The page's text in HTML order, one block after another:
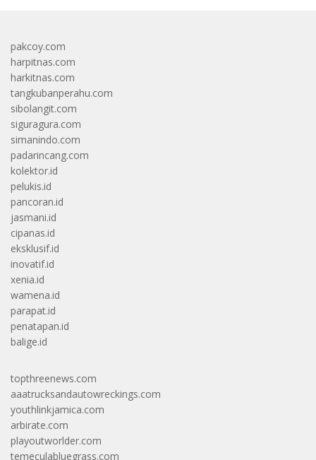
pakcoy.com
harpitnas.com
harkitnas.com
tangkubanperahu.com
sibolangit.com
siguragura.com
simanindo.com
padarincang.com
kolektor.id
pelukis.id
pancoran.id
jasmani.id
cipanas.id
eksklusif.id
inovatif.id
xenia.id
wamena.id
parapat.id
penatapan.id
balige.id
topthreenews.com
aaatrucksandautowreckings.com
youthlinkjamica.com
arbirate.com
playoutworlder.com
temeculabluegrass.com